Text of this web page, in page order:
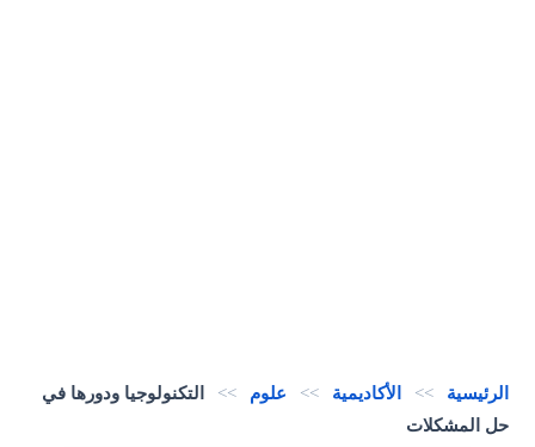
الرئيسية >> الأكاديمية >> علوم >>
التكنولوجيا ودورها في
حل المشكلات